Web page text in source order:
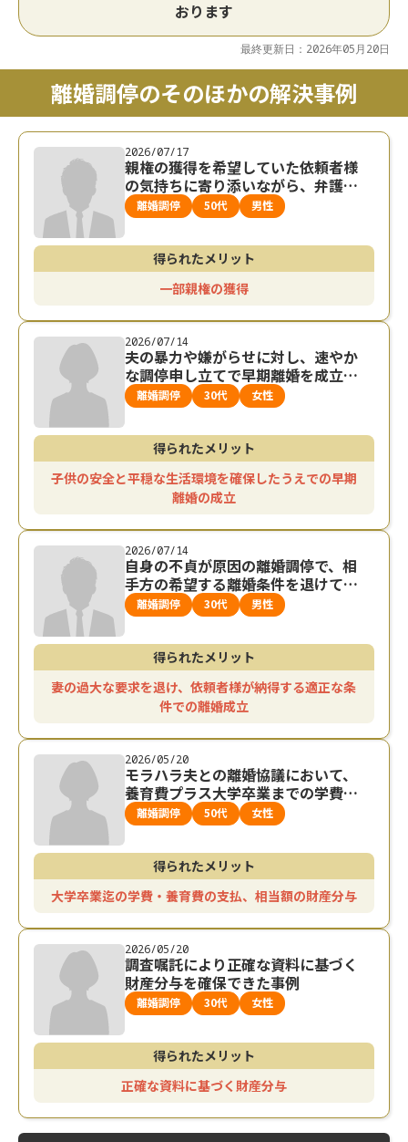
おります
最終更新日：2026年05月20日
離婚調停のそのほかの解決事例
2026/07/17
親権の獲得を希望していた依頼者様
の気持ちに寄り添いながら、弁護士
が離婚調停で一部親権を獲得した事
案
離婚調停 50代 男性
得られたメリット
一部親権の獲得
2026/07/14
夫の暴力や嫌がらせに対し、速やか
な調停申し立てで早期離婚を成立さ
せた事例
離婚調停 30代 女性
得られたメリット
子供の安全と平穏な生活環境を確保したうえでの早期
離婚の成立
2026/07/14
自身の不貞が原因の離婚調停で、相
手方の希望する離婚条件を退けて早
期の離婚が成立した事例
離婚調停 30代 男性
得られたメリット
妻の過大な要求を退け、依頼者様が納得する適正な条
件での離婚成立
2026/05/20
モラハラ夫との離婚協議において、
養育費プラス大学卒業までの学費と
相当額の財産分与を獲得した事例
離婚調停 50代 女性
得られたメリット
大学卒業迄の学費・養育費の支払、相当額の財産分与
2026/05/20
調査嘱託により正確な資料に基づく
財産分与を確保できた事例
離婚調停 30代 女性
得られたメリット
正確な資料に基づく財産分与